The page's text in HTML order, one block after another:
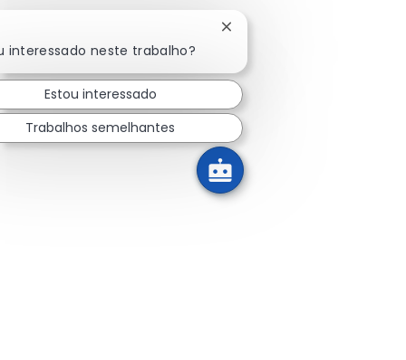
interessado neste trabalho?
Fechar notificação de
Estou interessado
Trabalhos semelhantes